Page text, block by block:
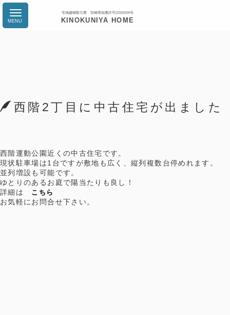
KINOKUNIYA HOME
宅地建物取引業 宮崎県知事許可(10)3259号
西階2丁目に中古住宅が出ました
西階運動公園近くの中古住宅です。
現状駐車場は1台ですが敷地も広く、縦列複数台停めれます。
並列増設も可能です。
ゆとりのあるお庭で陽当たりも良し！
詳細は こちら
お気軽にお問合せ下さい。